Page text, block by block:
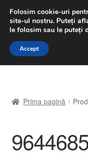
LIVRARE de la
luni-vineri 9
Sari
Sari
A lua legatura
Contul meu
Prima pagină
Folosim cookie-uri
site-ul nostru. Puteți
le folosim sau le puteți
Accept